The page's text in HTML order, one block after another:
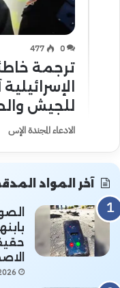
0
477
ترجمة
للجيش
الادعاء المجندة الإس
آخر المواد